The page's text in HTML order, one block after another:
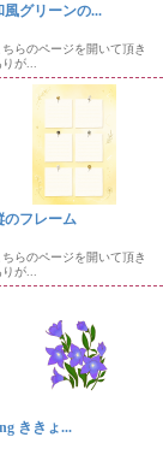
風グリーンの...
ちらのページを開いて頂き
りが...
のフレーム
ちらのページを開いて頂き
りが...
ききょ...